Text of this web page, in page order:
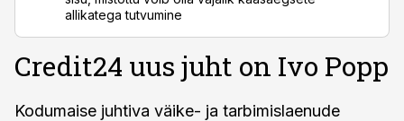
allikatega tutvumine
Credit24 uus juht on Ivo Popp
Kodumaise juhtiva väike- ja tarbimislaenude